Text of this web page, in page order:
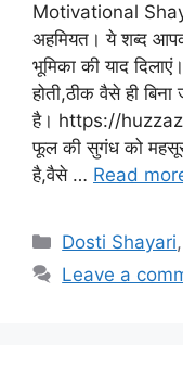
Motivational
अहमियत। ये शब्द
भूमिका की याद
होती,ठीक वैसे ही
है। https://
फूल की सुगंध को महसूस
है,वैसे … Read
Categories
Dosti Shayari,
Leave a